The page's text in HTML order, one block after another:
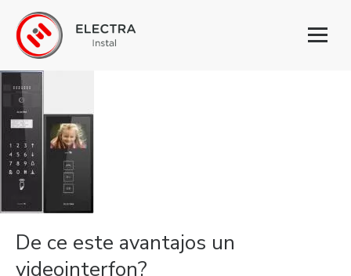
De ce este avantajos un
videointerfon?